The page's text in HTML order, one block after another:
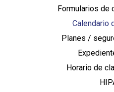
Formularios de
Calendario
Planes /
Horario de